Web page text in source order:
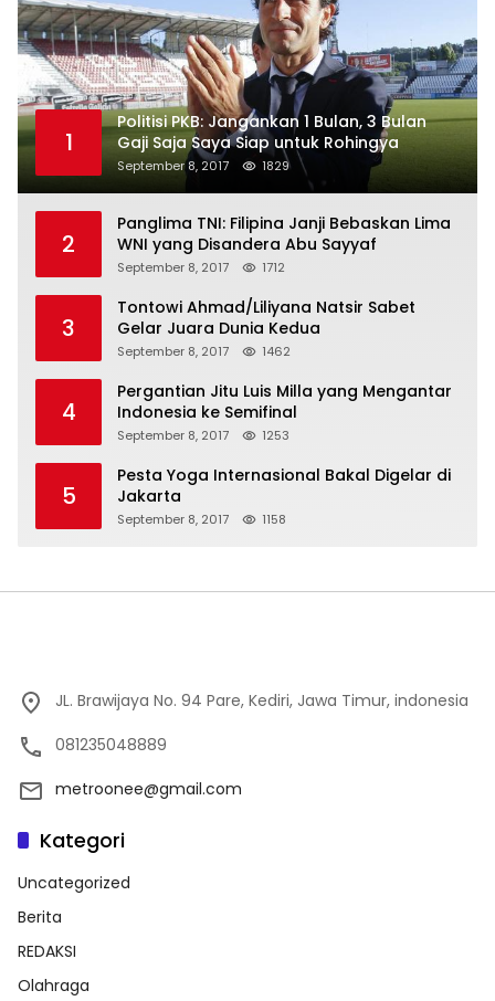
1
Politisi PKB: Jangankan 1 Bulan, 3 Bulan
Gaji Saja Saya Siap untuk Rohingya
September 8, 2017 1829
2
Panglima TNI: Filipina Janji Bebaskan Lima
WNI yang Disandera Abu Sayyaf
September 8, 2017 1712
3
Tontowi Ahmad/Liliyana Natsir Sabet
Gelar Juara Dunia Kedua
September 8, 2017 1462
4
Pergantian Jitu Luis Milla yang Mengantar
Indonesia ke Semifinal
September 8, 2017 1253
5
Pesta Yoga Internasional Bakal Digelar di
Jakarta
September 8, 2017 1158
JL. Brawijaya No. 94 Pare, Kediri, Jawa Timur, indonesia
081235048889
metroonee@gmail.com
Kategori
Uncategorized
Berita
REDAKSI
Olahraga